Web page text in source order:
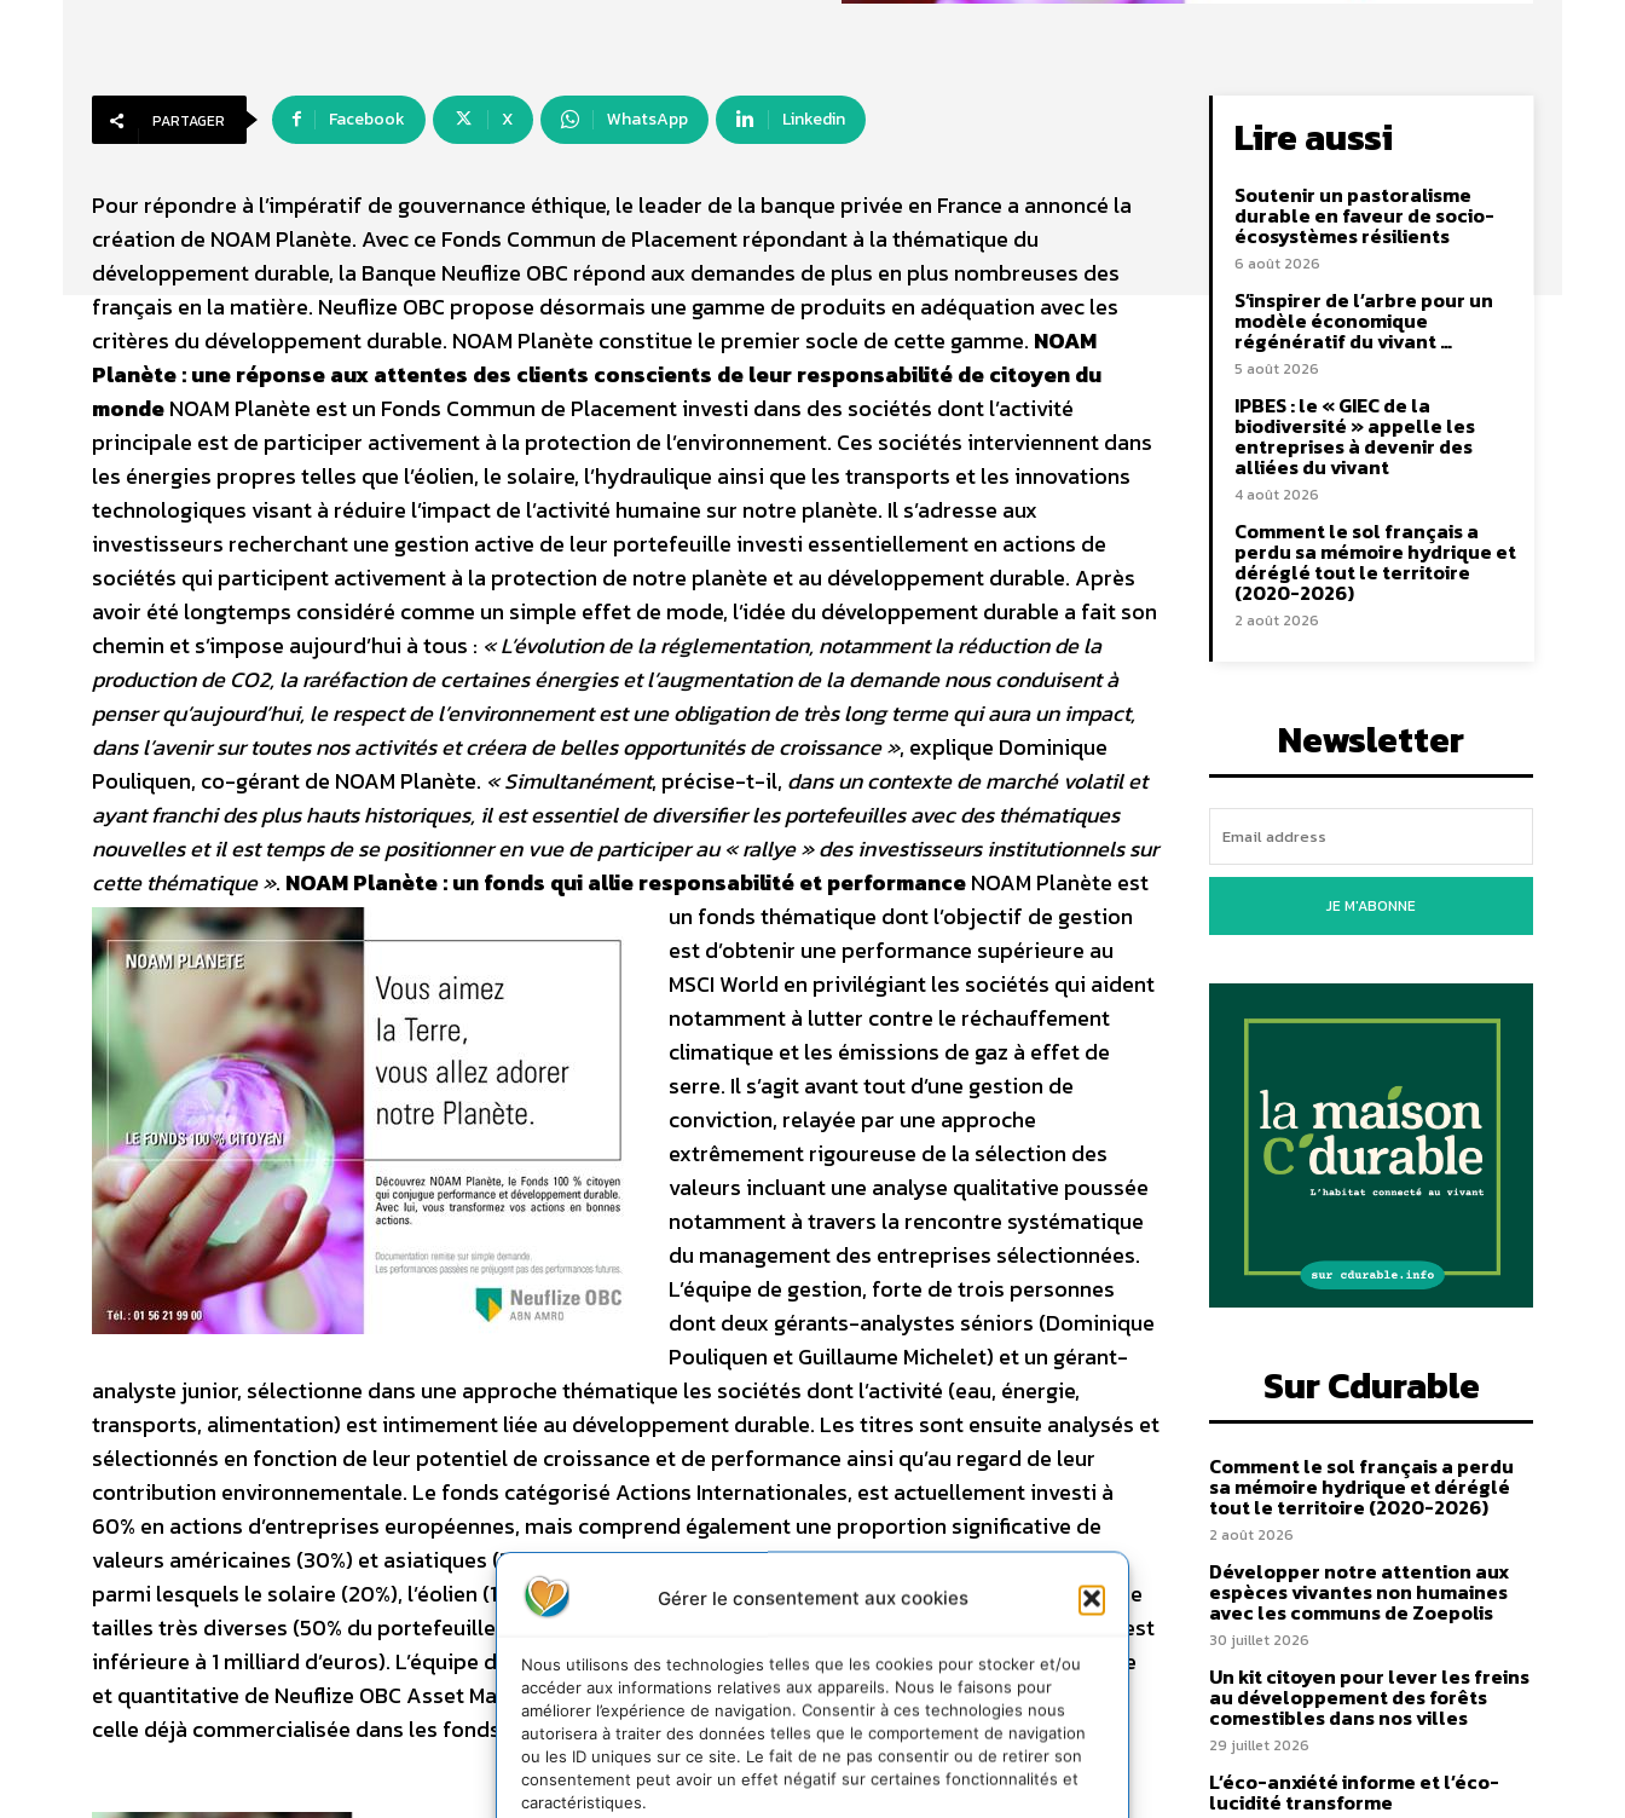
Gérer le consentement aux cookies
Nous utilisons des technologies telles que les cookies pour stocker et/ou
accéder aux informations relatives aux appareils. Nous le faisons pour
améliorer l’expérience de navigation. Consentir à ces technologies nous
autorisera à traiter des données telles que le comportement de navigation
ou les ID uniques sur ce site. Le fait de ne pas consentir ou de retirer son
consentement peut avoir un effet négatif sur certaines fonctionnalités et
caractéristiques.
PARTAGER Facebook X WhatsApp Linkedin
Pour répondre à l’impératif de gouvernance éthique, le leader de la banque privée en France a annoncé la
création de NOAM Planète. Avec ce Fonds Commun de Placement répondant à la thématique du
développement durable, la Banque Neuflize OBC répond aux demandes de plus en plus nombreuses des
français en la matière. Neuflize OBC propose désormais une gamme de produits en adéquation avec les
critères du développement durable. NOAM Planète constitue le premier socle de cette gamme. NOAM
Planète : une réponse aux attentes des clients conscients de leur responsabilité de citoyen du
mondeNOAM Planète est un Fonds Commun de Placement investi dans des sociétés dont l’activité
principale est de participer activement à la protection de l’environnement. Ces sociétés interviennent dans
les énergies propres telles que l’éolien, le solaire, l’hydraulique ainsi que les transports et les innovations
technologiques visant à réduire l’impact de l’activité humaine sur notre planète. Il s’adresse aux
investisseurs recherchant une gestion active de leur portefeuille investi essentiellement en actions de
sociétés qui participent activement à la protection de notre planète et au développement durable. Après
avoir été longtemps considéré comme un simple effet de mode, l’idée du développement durable a fait son
chemin et s’impose aujourd’hui à tous : « L’évolution de la réglementation, notamment la réduction de la
production de CO2, la raréfaction de certaines énergies et l’augmentation de la demande nous conduisent à
penser qu’aujourd’hui, le respect de l’environnement est une obligation de très long terme qui aura un impact,
dans l’avenir sur toutes nos activités et créera de belles opportunités de croissance », explique Dominique
Pouliquen, co-gérant de NOAM Planète. « Simultanément, précise-t-il, dans un contexte de marché volatil et
ayant franchi des plus hauts historiques, il est essentiel de diversifier les portefeuilles avec des thématiques
nouvelles et il est temps de se positionner en vue de participer au « rallye » des investisseurs institutionnels sur
cette thématique ». NOAM Planète : un fonds qui allie responsabilité et performanceNOAM Planète est
un fonds thématique dont l’objectif de gestion
est d’obtenir une performance supérieure au
MSCI World en privilégiant les sociétés qui aident
notamment à lutter contre le réchauffement
climatique et les émissions de gaz à effet de
serre. Il s’agit avant tout d’une gestion de
conviction, relayée par une approche
extrêmement rigoureuse de la sélection des
valeurs incluant une analyse qualitative poussée
notamment à travers la rencontre systématique
du management des entreprises sélectionnées.
L’équipe de gestion, forte de trois personnes
dont deux gérants-analystes séniors (Dominique
Pouliquen et Guillaume Michelet) et un gérant-
analyste junior, sélectionne dans une approche thématique les sociétés dont l’activité (eau, énergie,
transports, alimentation) est intimement liée au développement durable. Les titres sont ensuite analysés et
sélectionnés en fonction de leur potentiel de croissance et de performance ainsi qu’au regard de leur
contribution environnementale. Le fonds catégorisé Actions Internationales, est actuellement investi à
60% en actions d’entreprises européennes, mais comprend également une proportion significative de
valeurs américaines (30%) et asiatiques (10%). Il est également investi sur un large spectre de secteurs
parmi lesquels le solaire (20%), l’éolien (18%), biocarburant (10%) et permet d’accéder à des entreprises de
tailles très diverses (50% du portefeuille est investi sur des entreprises dont la capitalisation boursière est
inférieure à 1 milliard d’euros). L’équipe de gestion s’inscrit dans un pôle d’expertise en gestion diversifiée
et quantitative de Neuflize OBC Asset Management qui développe une approche thématique à l’instar de
celle déjà commercialisée dans les fonds NOAM Innovation ou NOAM actifs premiers.
Lire aussi
Soutenir un pastoralisme
durable en faveur de socio-
écosystèmes résilients
6 août 2026
S’inspirer de l’arbre pour un
modèle économique
régénératif du vivant …
5 août 2026
IPBES : le « GIEC de la
biodiversité » appelle les
entreprises à devenir des
alliées du vivant
4 août 2026
Comment le sol français a
perdu sa mémoire hydrique et
déréglé tout le territoire
(2020-2026)
2 août 2026
Newsletter
JE M'ABONNE
Sur Cdurable
Comment le sol français a perdu
sa mémoire hydrique et déréglé
tout le territoire (2020-2026)
2 août 2026
Développer notre attention aux
espèces vivantes non humaines
avec les communs de Zoepolis
30 juillet 2026
Un kit citoyen pour lever les freins
au développement des forêts
comestibles dans nos villes
29 juillet 2026
L’éco-anxiété informe et l’éco-
lucidité transforme